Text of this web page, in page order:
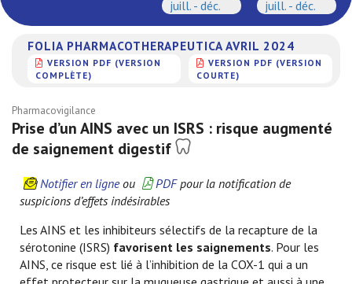
juill. - déc.
juill. - déc.
FOLIA PHARMACOTHERAPEUTICA AVRIL 2024
VERSION PDF (VERSION
COMPLÈTE)
VERSION PDF (VERSION
COURTE)
Pharmacovigilance
Prise d’un AINS avec un ISRS : risque augmenté
de saignement digestif
Notifier en ligneou PDFpour la notification de
suspicions d’effets indésirables
Les AINS et les inhibiteurs sélectifs de la recapture de la
sérotonine (ISRS) favorisent les saignements. Pour les
AINS, ce risque est lié à l’inhibition de la COX-1 qui a un